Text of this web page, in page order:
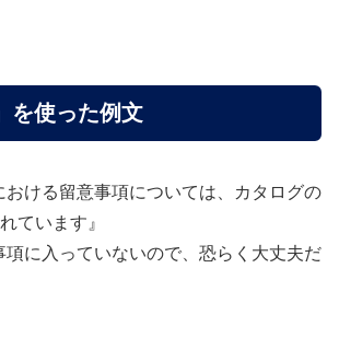
を使った例文
おける留意事項については、カタログの
ています』
項に入っていないので、恐らく大丈夫だ